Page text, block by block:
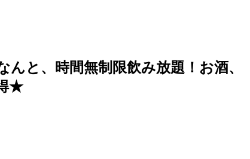
と、時間無制限飲み放題！お酒、
★